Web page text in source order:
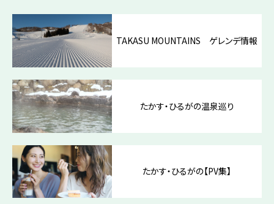
TAKASU MOUNTAINS ゲレンデ情報
たかす・ひるがの温泉巡り
たかす・ひるがの【PV集】